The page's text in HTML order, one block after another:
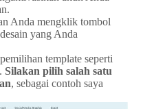
Anda mengklik tombol
yang Anda
template seperti
Silakan pilih salah satu
, sebagai contoh saya